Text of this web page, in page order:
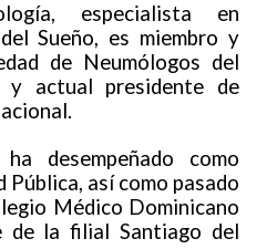
especialista en
Sueño, es miembro y
de Neumólogos del
y actual presidente de
desempeñado como
Pública, así como pasado
Médico Dominicano
la filial Santiago del